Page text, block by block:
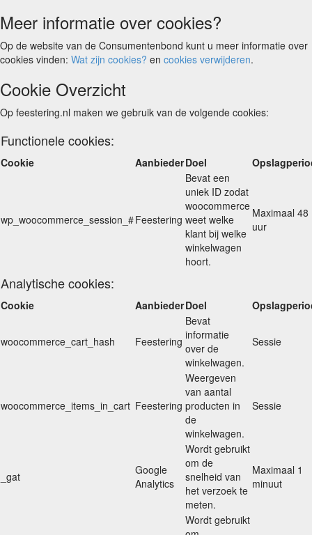
Meer informatie over cookies?
Op de website van de Consumentenbond kunt u meer informatie over
cookies vinden: Wat zijn cookies? en cookies verwijderen.
Cookie Overzicht
Op feestering.nl maken we gebruik van de volgende cookies:
Functionele cookies:
Cookie AanbiederDoel
wp_woocommerce_session_#Feestering
Bevat een
uniek ID zodat
woocommerce
weet welke
klant bij welke
winkelwagen
hoort.
Maximaal 48
uur
Analytische cookies:
Cookie AanbiederDoel
woocommerce_cart_hash Feestering
Bevat
informatie
over de
winkelwagen.
Sessie
woocommerce_items_in_cart Feestering
Weergeven
van aantal
producten in
de
winkelwagen.
Sessie
_gat
Google
Analytics
Wordt gebruikt
om de
snelheid van
het verzoek te
meten.
Maximaal 1
minuut
Wordt gebruikt